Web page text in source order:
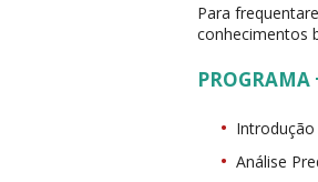
Para
conhecimentos
PROGRAMA
Análise